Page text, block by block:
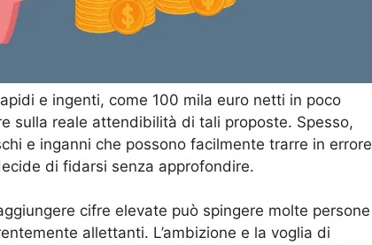
e ingenti, come 100 mila euro netti in poco
sulla reale attendibilità di tali proposte. Spesso,
e inganni che possono facilmente trarre in errore
di fidarsi senza approfondire.
cifre elevate può spingere molte persone
allettanti. L’ambizione e la voglia di